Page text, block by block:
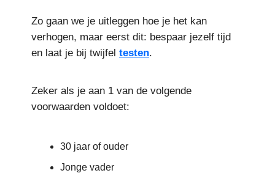
Zo gaan we je uitleggen hoe je het kan
verhogen, maar eerst dit: bespaar jezelf tijd
en laat je bij twijfel testen.
Zeker als je aan 1 van de volgende
voorwaarden voldoet:
30 jaar of ouder
Jonge vader